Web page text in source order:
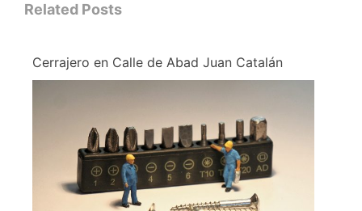
Related Posts
Cerrajero en Calle de Abad Juan Catalán